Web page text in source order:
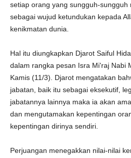
setiap orang yang sungguh-sungguh
sebagai wujud ketundukan kepada
kenikmatan dunia.
Hal itu diungkapkan Djarot Saiful
dalam rangka pesan Isra Mi'raj Nabi
Kamis (11/3). Djarot mengatakan
jabatan, baik itu sebagai eksekutif,
jabatannya lainnya maka ia akan
dan mengutamakan kepentingan
kepentingan dirinya sendiri.
Perjuangan menegakkan nilai-nilai